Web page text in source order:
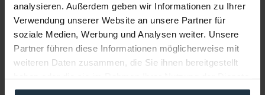
analysieren. Außerdem geben wir Informationen zu Ihrer
Verwendung unserer Website an unsere Partner für
soziale Medien, Werbung und Analysen weiter. Unsere
Partner führen diese Informationen möglicherweise mit
weiteren Daten zusammen, die Sie ihnen bereitgestellt
gesammelt haben.
SIRUI DK18 Carbon Lampenstativ luftgedämpft...
Carbon-Lichtstativ, 5 kgTraglast, 55 - 180 cm Länge
-26%